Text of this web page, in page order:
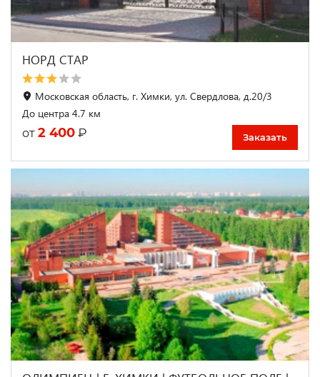
НОРД СТАР
Московская область, г. Химки, ул. Свердлова, д.20/3
До центра 4.7 км
от 2 400 ₽ Заказать